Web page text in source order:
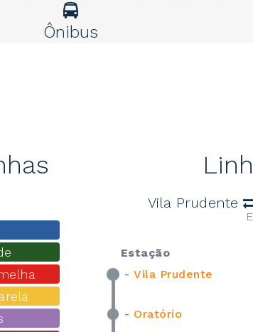
Ônibus
Vila Prudente
Estação
-Vila Prudente
- Oratório